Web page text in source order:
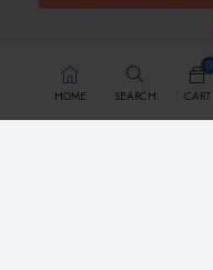
HOME SEARCH
0
CART